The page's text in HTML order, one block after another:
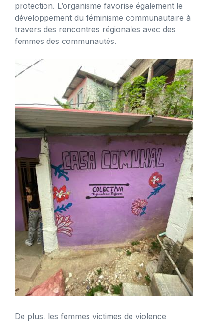
protection. L’organisme favorise également le
développement du féminisme communautaire à
travers des rencontres régionales avec des
femmes des communautés.
De plus, les femmes victimes de violence